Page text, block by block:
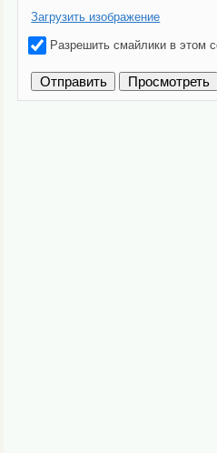
Загрузить изображение
Разрешить смайлики в этом